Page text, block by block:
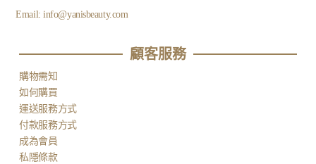
Email:info@yanisbeauty.com
顧客服務​
購物需知
如何購買
運送服務方式
付款服務方式
成為會員
私隱條款